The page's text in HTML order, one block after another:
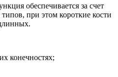
обеспечивается за счет
при этом короткие кости
конечностях;